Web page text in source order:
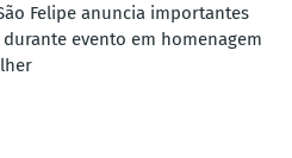
Felipe anuncia importantes
evento em homenagem